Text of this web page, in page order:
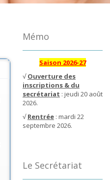
Mémo
Saison 2026-27
√Ouverture des
inscriptions & du
secrétariat : jeudi 20 août
2026.
√Rentrée: mardi 22
septembre 2026.
Le Secrétariat